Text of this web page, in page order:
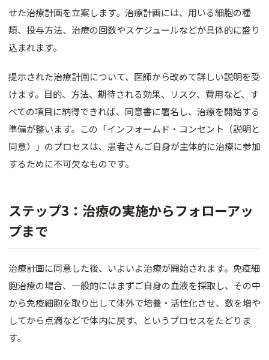
せた治療計画を立案します。治療計画には、用いる細胞の種
類、投与方法、治療の回数やスケジュールなどが具体的に盛り
込まれます。
提示された治療計画について、医師から改めて詳しい説明を受
けます。目的、方法、期待される効果、リスク、費用など、す
べての項目に納得できれば、同意書に署名し、治療を開始する
準備が整います。この「インフォームド・コンセント（説明と
同意）」のプロセスは、患者さんご自身が主体的に治療に参加
するために不可欠なものです。
ステップ3：治療の実施からフォローアッ
プまで
治療計画に同意した後、いよいよ治療が開始されます。免疫細
胞治療の場合、一般的にはまずご自身の血液を採取し、その中
から免疫細胞を取り出して体外で培養・活性化させ、数を増や
してから点滴などで体内に戻す、というプロセスをたどりま
す。